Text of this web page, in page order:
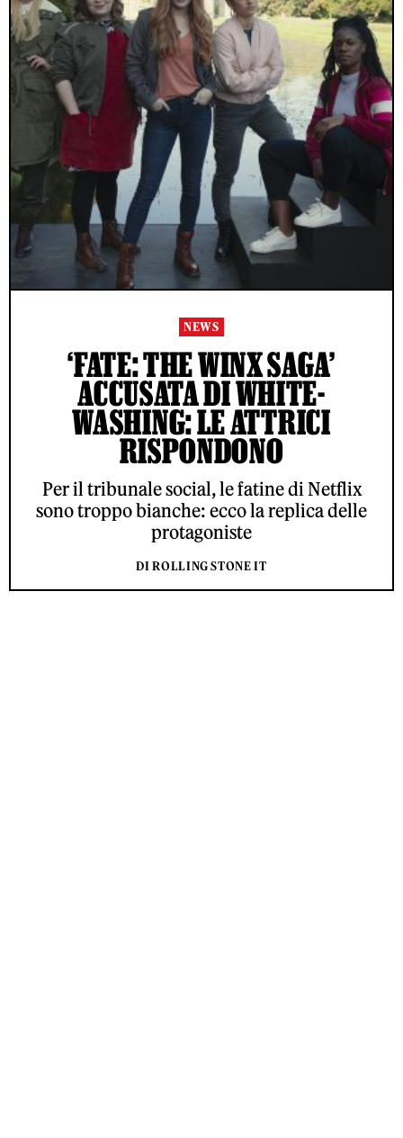
NEWS
‘FATE: THE WINX SAGA’
ACCUSATA DI WHITE-
WASHING: LE ATTRICI
RISPONDONO
Per il tribunale social, le fatine di Netflix
sono troppo bianche: ecco la replica delle
protagoniste
DI ROLLING STONE IT